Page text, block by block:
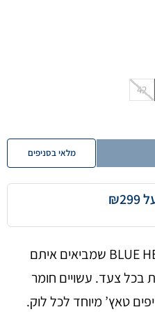
42
מלאי בסניפים
סליפאון New York של BLUE HEART שמביאים איתם
בכל צעד. עשויים חומר
טאץ’ מיוחד לכל לוק.